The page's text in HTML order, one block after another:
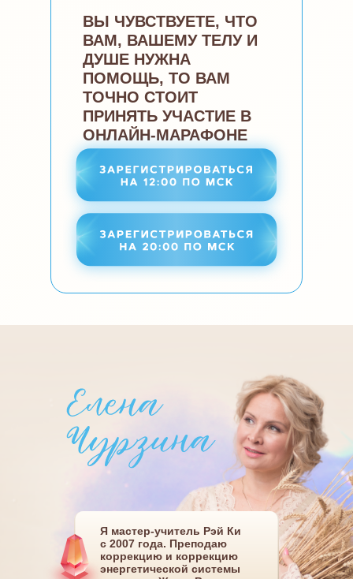
ВЫ ЧУВСТВУЕТЕ, ЧТО
ВАМ, ВАШЕМУ ТЕЛУ И
ДУШЕ НУЖНА
ПОМОЩЬ, ТО ВАМ
ТОЧНО СТОИТ
ПРИНЯТЬ УЧАСТИЕ В
ОНЛАЙН-МАРАФОНЕ
Я мастер-учитель Рэй Ки
с 2007 года. Преподаю
коррекцию и коррекцию
энергетической системы